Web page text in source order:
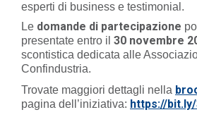
esperti di business e testimonial.
Le domande di partecipazione
presentate entro il 30 novembre
scontistica dedicata alle
Confindustria.
Trovate maggiori dettagli nella
pagina dell’iniziativa: https://